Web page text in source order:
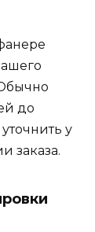
до
у
заказа.